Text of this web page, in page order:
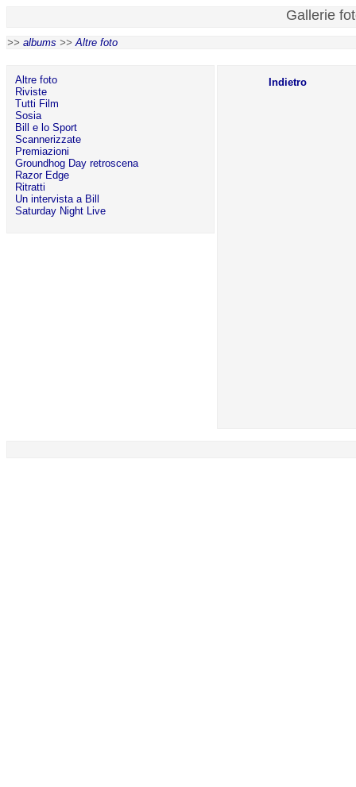
Gallerie
>> albums >>Altre foto
Altre foto
Riviste
Tutti Film
Sosia
Bill e lo Sport
Scannerizzate
Premiazioni
Groundhog Day retroscena
Razor Edge
Ritratti
Un intervista a Bill
Saturday Night Live
Indietro